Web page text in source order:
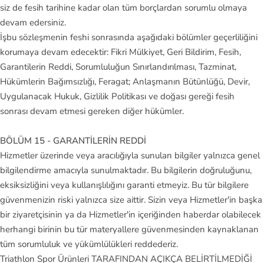
siz de fesih tarihine kadar olan tüm borçlardan sorumlu olmaya
devam edersiniz.
İşbu sözleşmenin feshi sonrasında aşağıdaki bölümler geçerliliğini
korumaya devam edecektir: Fikri Mülkiyet, Geri Bildirim, Fesih,
Garantilerin Reddi, Sorumluluğun Sınırlandırılması, Tazminat,
Hükümlerin Bağımsızlığı, Feragat; Anlaşmanın Bütünlüğü, Devir,
Uygulanacak Hukuk, Gizlilik Politikası ve doğası gereği fesih
sonrası devam etmesi gereken diğer hükümler.
BÖLÜM 15 - GARANTİLERİN REDDİ
Hizmetler üzerinde veya aracılığıyla sunulan bilgiler yalnızca genel
bilgilendirme amacıyla sunulmaktadır. Bu bilgilerin doğruluğunu,
eksiksizliğini veya kullanışlılığını garanti etmeyiz. Bu tür bilgilere
güvenmenizin riski yalnızca size aittir. Sizin veya Hizmetler'in başka
bir ziyaretçisinin ya da Hizmetler'in içeriğinden haberdar olabilecek
herhangi birinin bu tür materyallere güvenmesinden kaynaklanan
tüm sorumluluk ve yükümlülükleri reddederiz.
Triathlon Spor Ürünleri TARAFINDAN AÇIKÇA BELİRTİLMEDİĞİ